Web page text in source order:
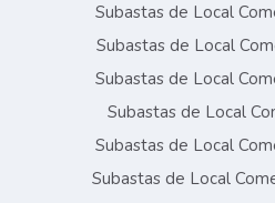
Subastas de Local
Subastas de Local
Subastas de Local
Subastas de Local
Subastas de Local
Subastas de Local